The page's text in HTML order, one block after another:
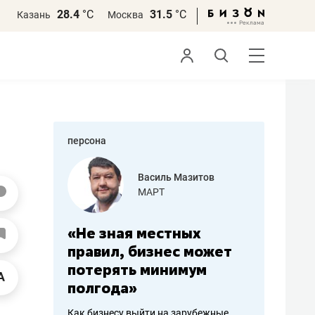
Казань 28.4 °С Москва 31.5 °С
персона
работа
Василь Мазитов
МАРТ
«Не зная местных
правил, бизнес может
потерять минимум
полгода»